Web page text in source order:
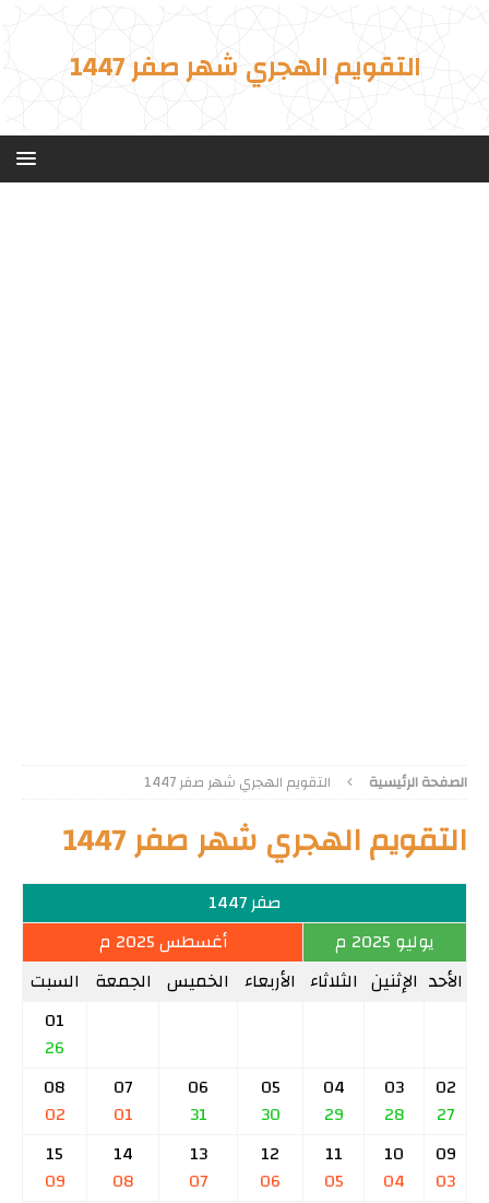
التقويم الهجري شهر صفر 1447
الصفحة الرئيسية التقويم الهجري شهر صفر 1447
التقويم الهجري شهر صفر 1447
صفر 1447
يوليو 2025 م
أغسطس 2025 م
الأحد الإثنين الثلاثاء الأربعاء الخميس الجمعة السبت
01
26
02
27
03
28
04
29
05
30
06
31
07
01
08
02
09
03
10
04
11
05
12
06
13
07
14
08
15
09